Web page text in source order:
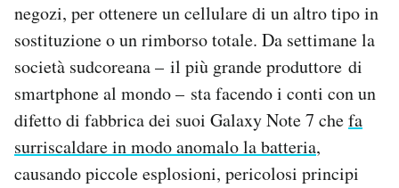
Regala il Post
Hai bisogno di aiuto?
Esci
negozi, per ottenere un cellulare di un altro tipo in
sostituzione o un rimborso totale. Da settimane la
società sudcoreana – il più grande produttore di
smartphone al mondo – sta facendo i conti con un
difetto di fabbrica dei suoi Galaxy Note 7 chefa
surriscaldare in modo anomalo la batteria,
causando piccole esplosioni, pericolosi principi